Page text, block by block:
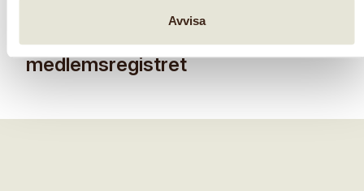
Avvisa
Föreningsinformation om
medlemsregistret